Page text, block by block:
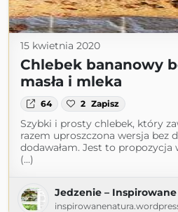
15 kwietnia 2020
Chlebek bananowy
masła i mleka
64 2 Zapisz
Szybki i prosty chlebek, który
razem uproszczona wersja bez
dodawałam. Jest to propozycja
(...)
Jedzenie –